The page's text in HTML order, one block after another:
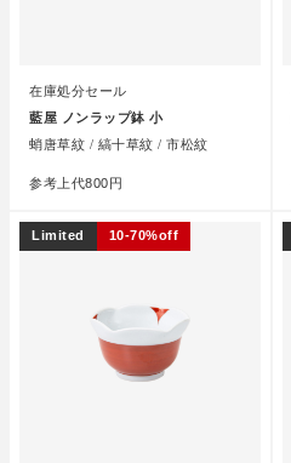
在庫処分セール
藍屋 ノンラップ鉢 小
蛸唐草紋 / 縞十草紋 / 市松紋
参考上代800円
Limited 10-70%off